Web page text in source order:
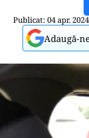
Publicat: 04 apr.
Adaugă-